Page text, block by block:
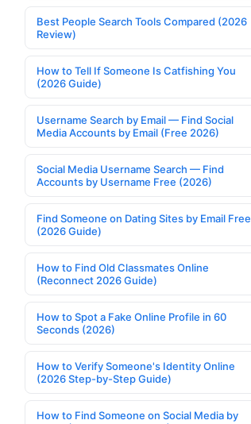
Best People Search Tools Compared (2026
Review)
How to Tell If Someone Is Catfishing You
(2026 Guide)
Username Search by Email — Find Social
Media Accounts by Email (Free 2026)
Social Media Username Search — Find
Accounts by Username Free (2026)
Find Someone on Dating Sites by Email Free
(2026 Guide)
How to Find Old Classmates Online
(Reconnect 2026 Guide)
How to Spot a Fake Online Profile in 60
Seconds (2026)
How to Verify Someone's Identity Online
(2026 Step-by-Step Guide)
How to Find Someone on Social Media by